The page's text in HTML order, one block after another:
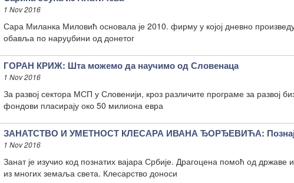
1 Nov 2016
Сара Миланка Миловић основала је 2010. фирму у којој дневно
обавља по наруџбини од донетог
ГОРАН КРИЖ: Шта можемо да научимо од Словенаца
1 Nov 2016
За развој сектора МСП у Словенији, кроз различите програме за развој
фондови пласирају око 50 милиона евра
ЗАНАТСТВО И УМЕТНОСТ КЛЕСАРА ИВАНА ЂОРЂЕВИЋА:
1 Nov 2016
Занат је изучио код познатих вајара Србије. Драгоцена помоћ од
из многих земаља света. Клесарство доноси